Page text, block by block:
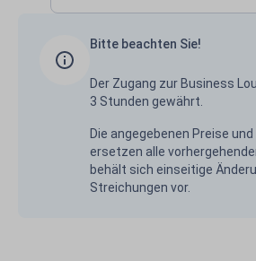
Bitte beachten Sie!
Der Zugang zur Business
3 Stunden gewährt.
Die angegebenen Preise
ersetzen alle
behält sich einseitige
Streichungen vor.